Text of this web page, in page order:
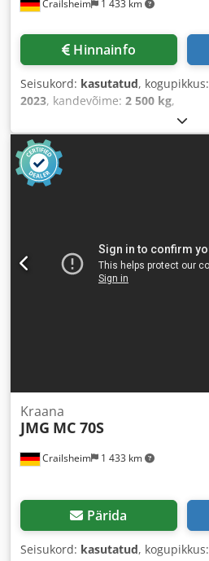
Crailsheim 1 433 km
Hinnainfo
Seisukord: kasutatud, kogupikkus:
2023, kandevõime: 2 500 kg,
Crailsheim 1 433 km
Kraana
JMG MC 70S
Pärida
Seisukord: kasutatud, kogupikkus: